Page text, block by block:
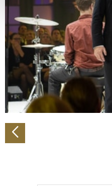
bestimmten
Erfahren Sie mehr darüber,
verarbeitet werden, und
Abschnitt Einzelheiten
fest.
Wir verwenden Cookies,
personalisieren, Funktionen
zu können und die Zugriffe
analysieren. Außerdem
Verwendung unserer
soziale Medien, Werbung
Partner führen diese